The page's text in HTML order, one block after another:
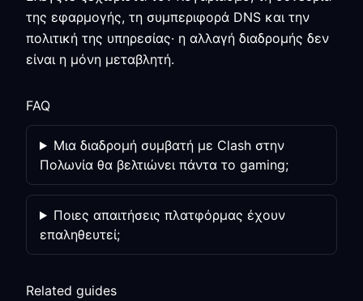
της εφαρμογής, τη συμπεριφορά DNS και την
πολιτική της υπηρεσίας· η αλλαγή διαδρομής δεν
είναι η μόνη μεταβλητή.
FAQ
Μια διαδρομή συμβατή με Clash στην
Πολωνία θα βελτιώνει πάντα το gaming;
Ποιες απαιτήσεις πλατφόρμας έχουν
επαληθευτεί;
Related guides